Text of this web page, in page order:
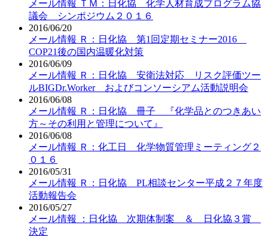
メール情報 ＴＭ：日化協 化学人材育成プログラム協
議会 シンポジウム２０１６
2016/06/20
メール情報 Ｒ：日化協 第1回定期セミナー2016
COP21後の国内温暖化対策
2016/06/09
メール情報 Ｒ：日化協 安衛法対応 リスク評価ツー
ルBIGDr.Worker およびコンソーシアム活動説明会
2016/06/08
メール情報 Ｒ：日化協 冊子 『化学品とのつきあい
方～その利用と管理について』
2016/06/08
メール情報 Ｒ：化工日 化学物質管理ミーティング２
０１６
2016/05/31
メール情報 Ｒ：日化協 PL相談センター平成２７年度
活動報告会
2016/05/27
メール情報 ：日化協 次期体制案 ＆ 日化協３賞
決定